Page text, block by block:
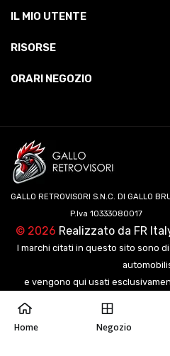
Home Negozio
IL MIO UTENTE
RISORSE
ORARI NEGOZIO
GALLO RETROVISORI S.N.C. DI GALLO
P.Iva 10333080017
© 2026 Realizzato da FR
I marchi citati in questo sito sono
e vengono qui usati